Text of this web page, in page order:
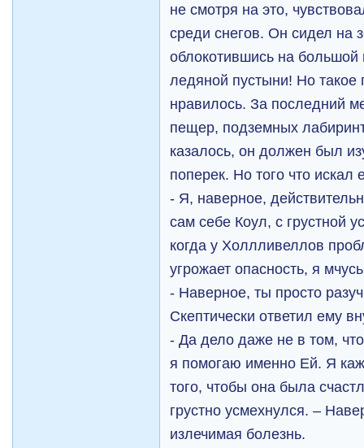
не смотря на это,
среди снегов. Он сидел на
облокотившись на
ледяной пустыни! Но
нравилось. За последний
пещер, подземных
казалось, он должен был
поперек. Но того что искал
- Я, наверное,
сам себе Коул, с грустной
когда у Холлливеллов
угрожает опасность, я
- Наверное, ты просто
Скептически ответил ему
- Да дело даже не в том,
я помогаю именно Ей. Я
того, чтобы она была
грустно усмехнулся. –
излечимая болезнь.